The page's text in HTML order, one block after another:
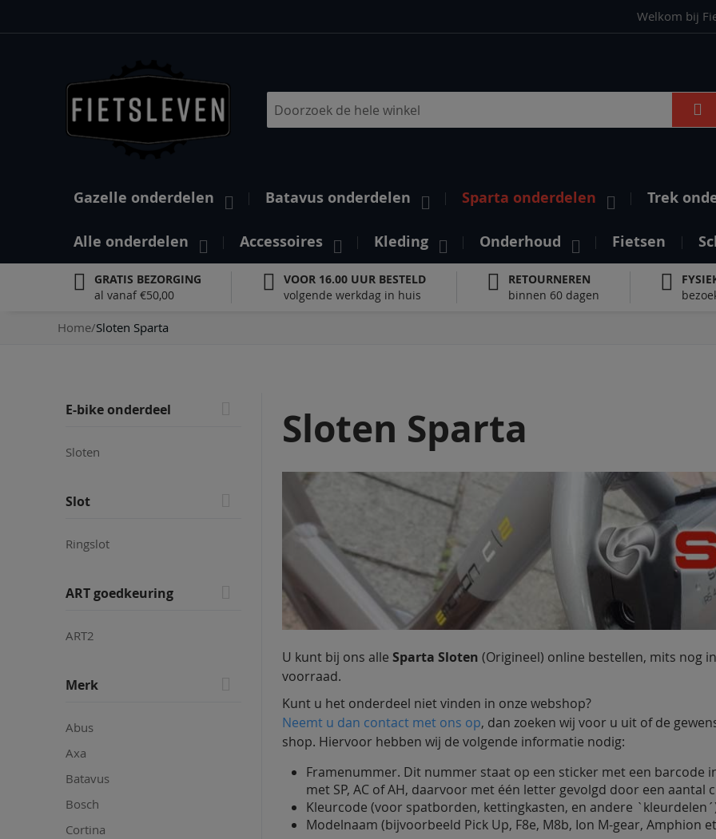
naar
Welkom bij
Gazelle onderdelen Batavus onderdelen Sparta onderdelen Trek
Alle onderdelen Accessoires Kleding Onderhoud Fietsen
GRATIS BEZORGING
al vanaf €50,00
VOOR 16.00 UUR BESTELD
volgende werkdag in huis
RETOURNEREN
binnen 60 dagen
Home Sloten Sparta
Skip
to
list
E-bike onderdeel
Sloten
Slot
Ringslot
ART goedkeuring
ART2
Merk
Abus
Axa
Batavus
Bosch
Cortina
Sloten Sparta
U kunt bij ons alle Sparta Sloten (Origineel) online bestellen, mits nog
voorraad.
Kunt u het onderdeel niet vinden in onze webshop?
Neemt u dan contact met ons op, dan zoeken wij voor u uit of de
shop. Hiervoor hebben wij de volgende informatie nodig:
Framenummer. Dit nummer staat op een sticker met een barcode
met SP, AC of AH, daarvoor met één letter gevolgd door een aantal
Kleurcode (voor spatborden, kettingkasten, en andere
Modelnaam (bijvoorbeeld Pick Up, F8e, M8b, Ion M-gear, Amphion